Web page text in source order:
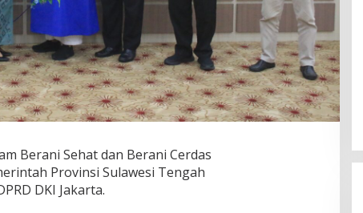
Berani Sehat dan Berani Cerdas
Provinsi Sulawesi Tengah
DKI Jakarta.